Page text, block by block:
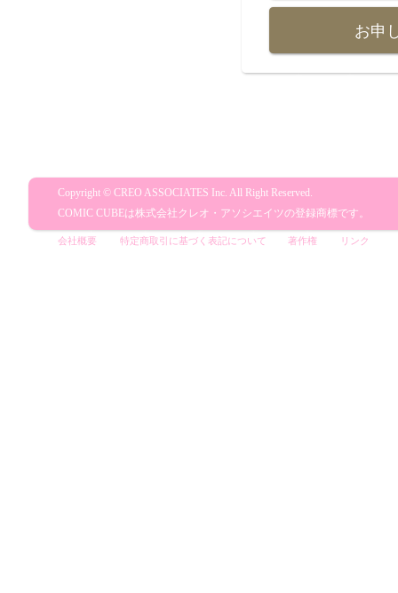
お申
COMIC CUBEは株式会社クレオ・アソシエイツの登録商標です。
Copyright © CREO ASSOCIATES Inc. All Right Reserved.
会社概要 特定商取引に基づく表記について 著作権 リンク